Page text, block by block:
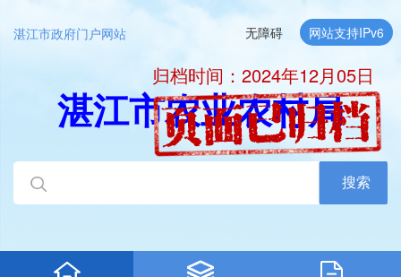
归档时间：2024年12月05日
湛江市政府门户网站 无障碍 网站支持IPv6
湛江市农业农村局
搜索